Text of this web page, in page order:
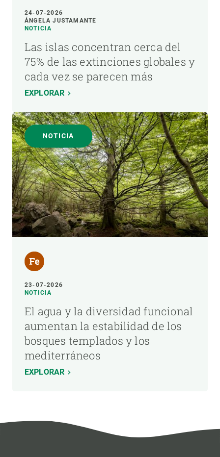
24-07-2026
ÁNGELA JUSTAMANTE
NOTICIA
Las islas concentran cerca del
75% de las extinciones globales y
cada vez se parecen más
EXPLORAR
NOTICIA
23-07-2026
NOTICIA
El agua y la diversidad funcional
aumentan la estabilidad de los
bosques templados y los
mediterráneos
EXPLORAR